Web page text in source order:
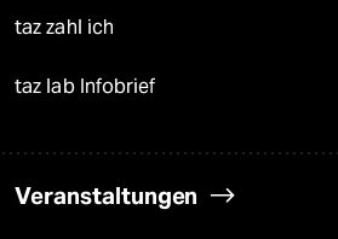
taz zahl ich
taz lab Infobrief
Veranstaltungen